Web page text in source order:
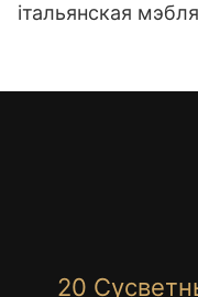
італьянская
20